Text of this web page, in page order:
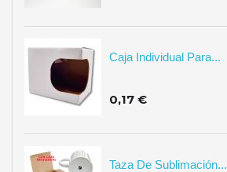
Caja Individual Para...
0,17 €
Taza De Sublimación...